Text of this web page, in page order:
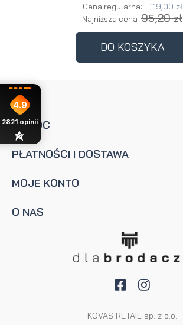
Cena regularna: 119,00 zł
Najniższa cena: 95,20 zł
DO KOSZYKA
POMOC
PŁATNOŚCI I DOSTAWA
MOJE KONTO
O NAS
KOVAS RETAIL sp. z o.o.
4.9
2821 opinii